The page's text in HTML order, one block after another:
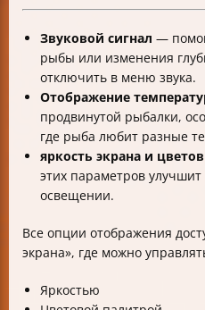
Звуковой сигнал —
рыбы или изменения
отключить в меню звука.
Отображение
продвинутой рыбалки,
где рыба любит разные
яркость экрана и
этих параметров
освещении.
Все опции отображения
экрана», где можно
Яркостью